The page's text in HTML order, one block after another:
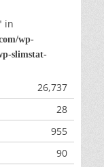
in
wp-
slimstat-
26,737
28
955
90